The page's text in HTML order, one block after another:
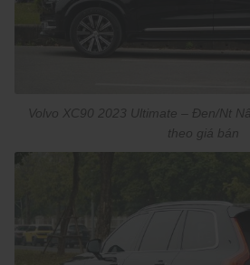
Volvo XC90 2023 Ultimate – Đen/Nt
theo giá bán